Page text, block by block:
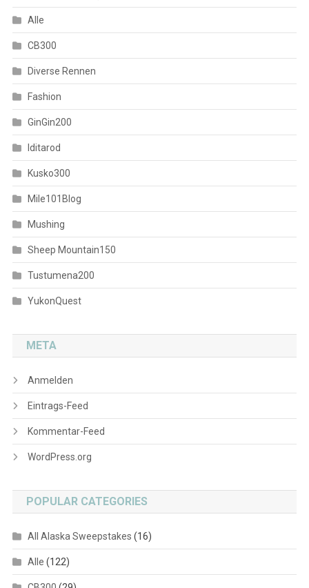
Alle
CB300
Diverse Rennen
Fashion
GinGin200
Iditarod
Kusko300
Mile101Blog
Mushing
Sheep Mountain150
Tustumena200
YukonQuest
META
Anmelden
Eintrags-Feed
Kommentar-Feed
WordPress.org
POPULAR CATEGORIES
All Alaska Sweepstakes (16)
Alle (122)